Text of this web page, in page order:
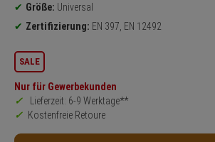
Größe: Universal
Zertifizierung: EN 397, EN 12492
SALE
Nur für Gewerbekunden
Lieferzeit: 6-9 Werktage**
Kostenfreie Retoure